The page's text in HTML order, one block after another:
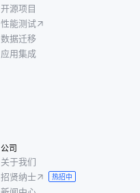
开源项目
性能测试
数据迁移
应用集成
公司
关于我们
招贤纳士
热招中